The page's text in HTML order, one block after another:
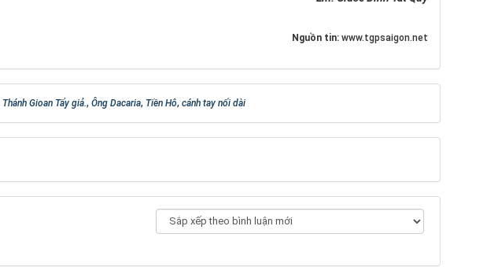
Nguồn tin:www.tgpsaigon.net
Thánh Gioan Tẩy giả., Ông Dacaria, Tiền Hô, cánh tay nối dài